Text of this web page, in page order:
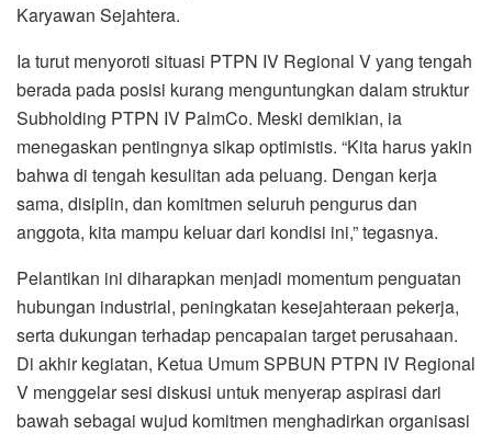
Karyawan Sejahtera.
Ia turut menyoroti situasi PTPN IV Regional V yang tengah
berada pada posisi kurang menguntungkan dalam struktur
Subholding PTPN IV PalmCo. Meski demikian, ia
menegaskan pentingnya sikap optimistis. “Kita harus yakin
bahwa di tengah kesulitan ada peluang. Dengan kerja
sama, disiplin, dan komitmen seluruh pengurus dan
anggota, kita mampu keluar dari kondisi ini,” tegasnya.
Pelantikan ini diharapkan menjadi momentum penguatan
hubungan industrial, peningkatan kesejahteraan pekerja,
serta dukungan terhadap pencapaian target perusahaan.
Di akhir kegiatan, Ketua Umum SPBUN PTPN IV Regional
V menggelar sesi diskusi untuk menyerap aspirasi dari
bawah sebagai wujud komitmen menghadirkan organisasi